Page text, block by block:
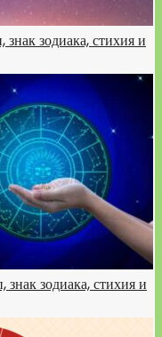
зодиака, стихия и
зодиака, стихия и